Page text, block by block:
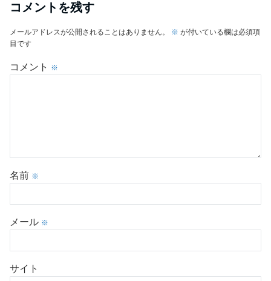
コメントを残す
メールアドレスが公開されることはありません。 ※ が付いている欄は必須項
目です
コメント ※
名前 ※
メール ※
サイト